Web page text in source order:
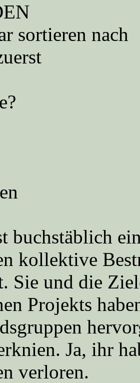
sortieren nach
buchstäblich
kollektive
Sie und die
Projekts
Ja, ihr
verloren.